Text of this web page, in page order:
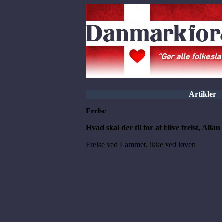
Artikler
Frelse
Hvad skal der til for at blive frelst, Allan
Frelse ved Lammet, ikke ved løven